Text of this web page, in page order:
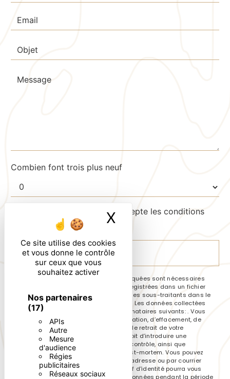
Ce site utilise des cookies
et vous donne le contrôle
sur ceux que vous
souhaitez activer
Nos partenaires
(17)
APIs
Autre
Mesure
d'audience
Régies
publicitaires
Réseaux sociaux
X Masquer le
Combien font trois plus neuf
En cochant cette case, j'accepte les conditions
particulières ci-dessous **
ENVOYER
** Les données personnelles communiquées sont nécessaires
aux fins de vous contacter et sont enregistrées dans un fichier
informatisé. Elles sont destinées à et ses sous-traitants dans le
seul but de répondre à votre message. Les données collectées
seront communiquées aux seuls destinataires suivants: . Vous
disposez de droits d’accès, de rectification, d’effacement, de
portabilité, de limitation, d’opposition, de retrait de votre
consentement à tout moment et du droit d’introduire une
réclamation auprès d’une autorité de contrôle, ainsi que
d’organiser le sort de vos données post-mortem. Vous pouvez
exercer ces droits par voie postale à l'adresse ou par courrier
électronique à l'adresse . Un justificatif d'identité pourra vous
être demandé. Nous conservons vos données pendant la période